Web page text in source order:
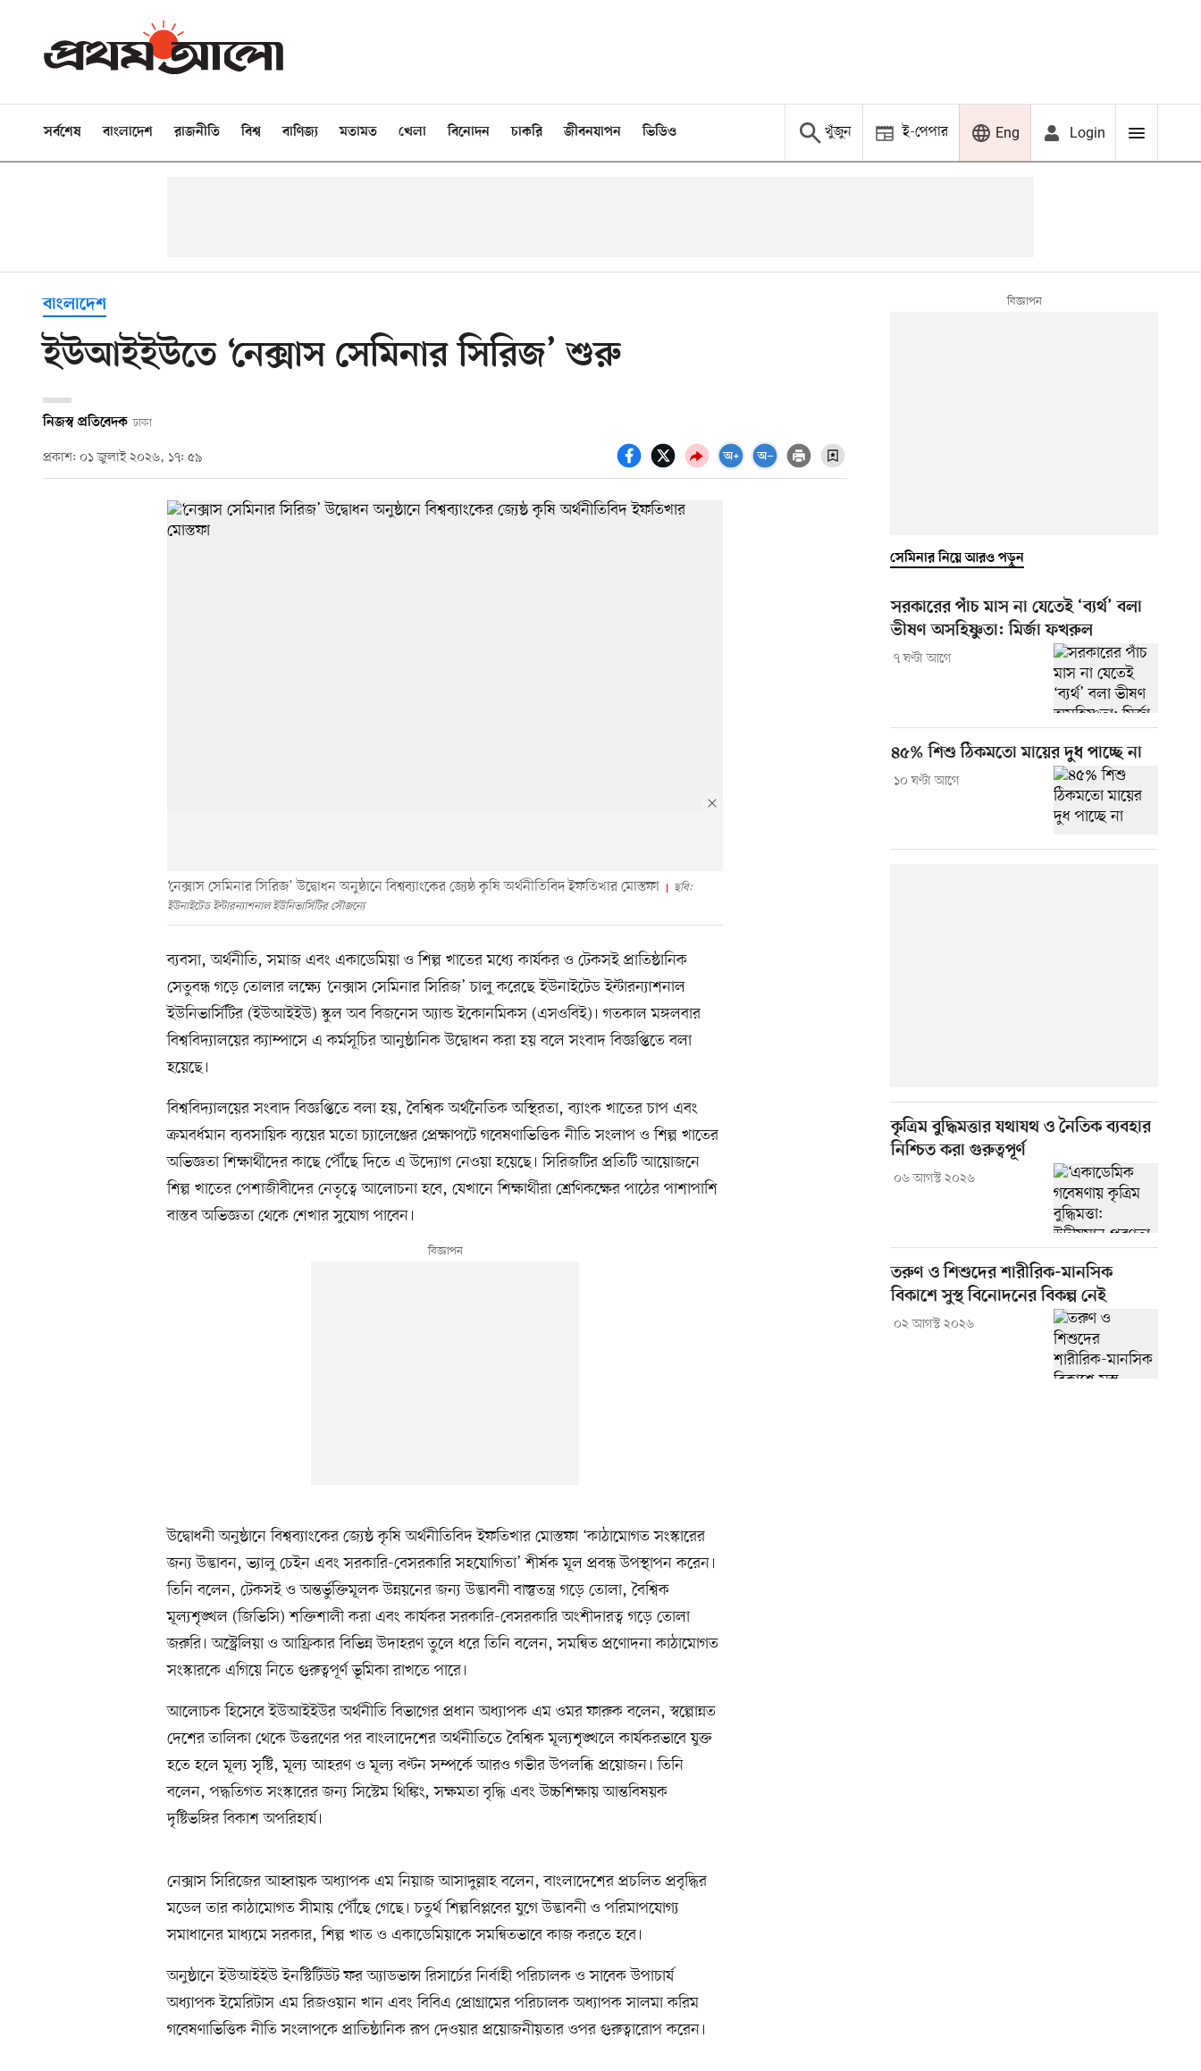
সর্বশেষ বাংলাদেশ রাজনীতি বিশ্ব বাণিজ্য মতামত খেলা বিনোদন চাকরি জীবনযাপন ভিডিও খুঁজুন ই-পেপার Eng Login
বাংলাদেশ
ইউআইইউতে ‘নেক্সাস সেমিনার সিরিজ’ শুরু
নিজস্ব প্রতিবেদক ঢাকা
প্রকাশ: ০১ জুলাই ২০২৬, ১৭: ৫৯
‘নেক্সাস সেমিনার সিরিজ’ উদ্বোধন অনুষ্ঠানে বিশ্বব্যাংকের জ্যেষ্ঠ কৃষি অর্থনীতিবিদ ইফতিখার মোস্তফা
ছবি:
ইউনাইটেড ইন্টারন্যাশনাল ইউনিভার্সিটির সৌজন্যে
ব্যবসা, অর্থনীতি, সমাজ এবং একাডেমিয়া ও শিল্প খাতের মধ্যে কার্যকর ও টেকসই প্রাতিষ্ঠানিক
সেতুবন্ধ গড়ে তোলার লক্ষ্যে ‘নেক্সাস সেমিনার সিরিজ’ চালু করেছে ইউনাইটেড ইন্টারন্যাশনাল
ইউনিভার্সিটির (ইউআইইউ) স্কুল অব বিজনেস অ্যান্ড ইকোনমিকস (এসওবিই)। গতকাল মঙ্গলবার
বিশ্ববিদ্যালয়ের ক্যাম্পাসে এ কর্মসূচির আনুষ্ঠানিক উদ্বোধন করা হয় বলে সংবাদ বিজ্ঞপ্তিতে বলা
হয়েছে।
বিশ্ববিদ্যালয়ের সংবাদ বিজ্ঞপ্তিতে বলা হয়, বৈশ্বিক অর্থনৈতিক অস্থিরতা, ব্যাংক খাতের চাপ এবং
ক্রমবর্ধমান ব্যবসায়িক ব্যয়ের মতো চ্যালেঞ্জের প্রেক্ষাপটে গবেষণাভিত্তিক নীতি সংলাপ ও শিল্প খাতের
অভিজ্ঞতা শিক্ষার্থীদের কাছে পৌঁছে দিতে এ উদ্যোগ নেওয়া হয়েছে। সিরিজটির প্রতিটি আয়োজনে
শিল্প খাতের পেশাজীবীদের নেতৃত্বে আলোচনা হবে, যেখানে শিক্ষার্থীরা শ্রেণিকক্ষের পাঠের পাশাপাশি
বাস্তব অভিজ্ঞতা থেকে শেখার সুযোগ পাবেন।
উদ্বোধনী অনুষ্ঠানে বিশ্বব্যাংকের জ্যেষ্ঠ কৃষি অর্থনীতিবিদ ইফতিখার মোস্তফা ‘কাঠামোগত সংস্কারের
জন্য উদ্ভাবন, ভ্যালু চেইন এবং সরকারি-বেসরকারি সহযোগিতা’ শীর্ষক মূল প্রবন্ধ উপস্থাপন করেন।
তিনি বলেন, টেকসই ও অন্তর্ভুক্তিমূলক উন্নয়নের জন্য উদ্ভাবনী বাস্তুতন্ত্র গড়ে তোলা, বৈশ্বিক
মূল্যশৃঙ্খল (জিভিসি) শক্তিশালী করা এবং কার্যকর সরকারি-বেসরকারি অংশীদারত্ব গড়ে তোলা
জরুরি। অস্ট্রেলিয়া ও আফ্রিকার বিভিন্ন উদাহরণ তুলে ধরে তিনি বলেন, সমন্বিত প্রণোদনা কাঠামোগত
সংস্কারকে এগিয়ে নিতে গুরুত্বপূর্ণ ভূমিকা রাখতে পারে।
আলোচক হিসেবে ইউআইইউর অর্থনীতি বিভাগের প্রধান অধ্যাপক এম ওমর ফারুক বলেন, স্বল্পোন্নত
দেশের তালিকা থেকে উত্তরণের পর বাংলাদেশের অর্থনীতিতে বৈশ্বিক মূল্যশৃঙ্খলে কার্যকরভাবে যুক্ত
হতে হলে মূল্য সৃষ্টি, মূল্য আহরণ ও মূল্য বণ্টন সম্পর্কে আরও গভীর উপলব্ধি প্রয়োজন। তিনি
বলেন, পদ্ধতিগত সংস্কারের জন্য সিস্টেম থিঙ্কিং, সক্ষমতা বৃদ্ধি এবং উচ্চশিক্ষায় আন্তবিষয়ক
দৃষ্টিভঙ্গির বিকাশ অপরিহার্য।
নেক্সাস সিরিজের আহ্বায়ক অধ্যাপক এম নিয়াজ আসাদুল্লাহ বলেন, বাংলাদেশের প্রচলিত প্রবৃদ্ধির
মডেল তার কাঠামোগত সীমায় পৌঁছে গেছে। চতুর্থ শিল্পবিপ্লবের যুগে উদ্ভাবনী ও পরিমাপযোগ্য
সমাধানের মাধ্যমে সরকার, শিল্প খাত ও একাডেমিয়াকে সমন্বিতভাবে কাজ করতে হবে।
অনুষ্ঠানে ইউআইইউ ইনস্টিটিউট ফর অ্যাডভান্স রিসার্চের নির্বাহী পরিচালক ও সাবেক উপাচার্য
অধ্যাপক ইমেরিটাস এম রিজওয়ান খান এবং বিবিএ প্রোগ্রামের পরিচালক অধ্যাপক সালমা করিম
গবেষণাভিত্তিক নীতি সংলাপকে প্রাতিষ্ঠানিক রূপ দেওয়ার প্রয়োজনীয়তার ওপর গুরুত্বারোপ করেন।
সেমিনার নিয়ে আরও পড়ুন
সরকারের পাঁচ মাস না যেতেই ‘ব্যর্থ’ বলা
ভীষণ অসহিষ্ণুতা: মির্জা ফখরুল
৭ ঘণ্টা আগে
৪৫% শিশু ঠিকমতো মায়ের দুধ পাচ্ছে না
১০ ঘণ্টা আগে
কৃত্রিম বুদ্ধিমত্তার যথাযথ ও নৈতিক ব্যবহার
নিশ্চিত করা গুরুত্বপূর্ণ
০৬ আগস্ট ২০২৬
তরুণ ও শিশুদের শারীরিক-মানসিক
বিকাশে সুস্থ বিনোদনের বিকল্প নেই
০২ আগস্ট ২০২৬